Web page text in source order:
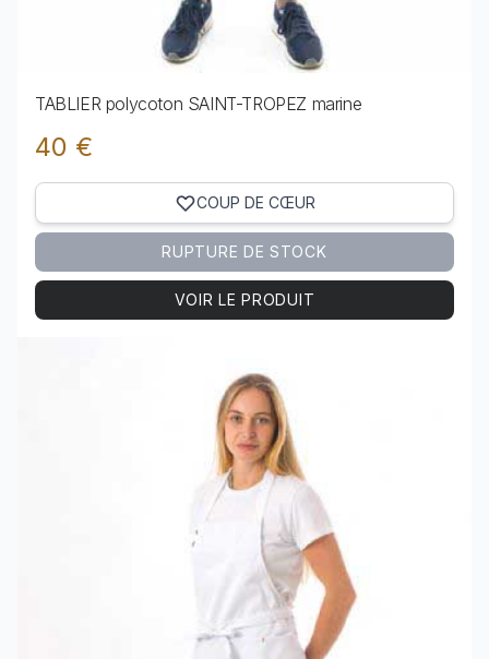
TABLIER polycoton SAINT-TROPEZ marine
40 €
COUP DE CŒUR
RUPTURE DE STOCK
VOIR LE PRODUIT